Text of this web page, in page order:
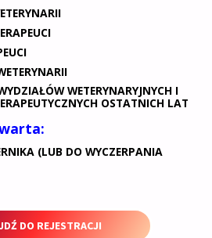
WETERYNARYJNYCH I
OSTATNICH LAT
(LUB DO WYCZERPANIA
DO REJESTRACJI